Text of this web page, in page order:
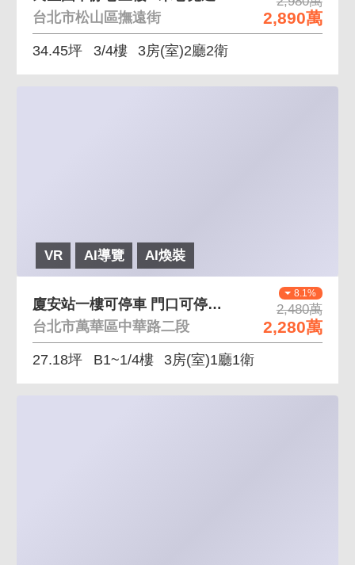
2,890萬
台北市松山區撫遠街
34.45坪 3/4樓 3房(室)2廳2衛
VR AI導覽 AI煥裝
8.1%
2,480萬
2,280萬
廈安站一樓可停車 門口可停車、8米巷寬
台北市萬華區中華路二段
27.18坪 B1~1/4樓 3房(室)1廳1衛